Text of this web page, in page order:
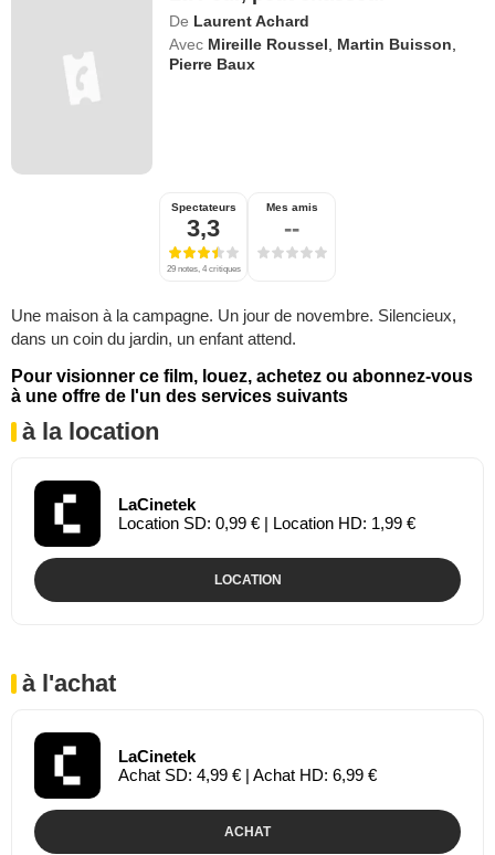
De Laurent Achard
Avec Mireille Roussel Martin Buisson
Pierre Baux
Spectateurs
3,3
29 notes, 4 critiques
Mes amis
--
Une maison à la campagne. Un jour de novembre. Silencieux,
dans un coin du jardin, un enfant attend.
Pour visionner ce film, louez, achetez ou abonnez-vous
à une offre de l'un des services suivants
à la location
LaCinetek
Location SD: 0,99 € | Location HD: 1,99 €
LOCATION
à l'achat
LaCinetek
Achat SD: 4,99 € | Achat HD: 6,99 €
ACHAT